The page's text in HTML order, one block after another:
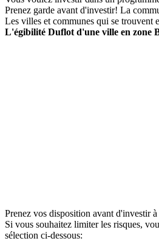
Prenez garde avant d'investir! La
Les villes et communes qui se trouvent
L'égibilité Duflot d'une ville en zone
Prenez vos disposition avant d'investir
Si vous souhaitez limiter les risques,
sélection ci-dessous: